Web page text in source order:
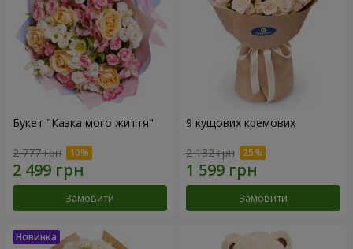
Букет "Казка мого життя"
2 777 грн
Замовити
9 кущових кремових
2 132 грн
Замовити